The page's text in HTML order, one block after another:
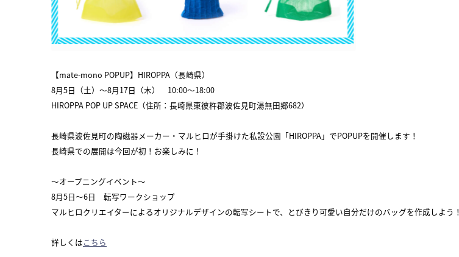
【mate-mono POPUP】HIROPPA（長崎県）
8月5日（土）～8月17日（木） 10:00〜18:00
HIROPPA POP UP SPACE（住所：長崎県東彼杵郡波佐見町湯無田郷682）
長崎県波佐見町の陶磁器メーカー・マルヒロが手掛けた私設公園「HIROPPA」でPOPUPを開催します！
長崎県での展開は今回が初！お楽しみに！
～オープニングイベント～
8月5日～6日 転写ワークショップ
マルヒロクリエイターによるオリジナルデザインの転写シートで、とびきり可愛い自分だけのバッグを作成しよう！
詳しくはこちら